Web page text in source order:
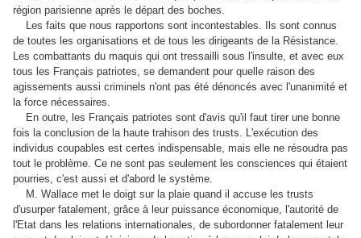
région parisienne après le départ des boches.
Les faits que nous rapportons sont incontestables. Ils sont connus
de toutes les organisations et de tous les dirigeants de la Résistance.
Les combattants du maquis qui ont tressailli sous l'insulte, et avec eux
tous les Français patriotes, se demandent pour quelle raison des
agissements aussi criminels n'ont pas été dénoncés avec l'unanimité et
la force nécessaires.
En outre, les Français patriotes sont d'avis qu'il faut tirer une bonne
fois la conclusion de la haute trahison des trusts. L'exécution des
individus coupables est certes indispensable, mais elle ne résoudra pas
tout le problème. Ce ne sont pas seulement les consciences qui étaient
pourries, c'est aussi et d'abord le système.
M. Wallace met le doigt sur la plaie quand il accuse les trusts
d'usurper fatalement, grâce à leur puissance économique, l'autorité de
l'Etat dans les relations internationales, de subordonner fatalement leur